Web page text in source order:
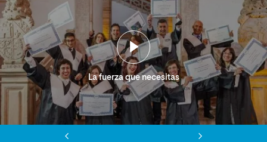
La fuerza que necesitas